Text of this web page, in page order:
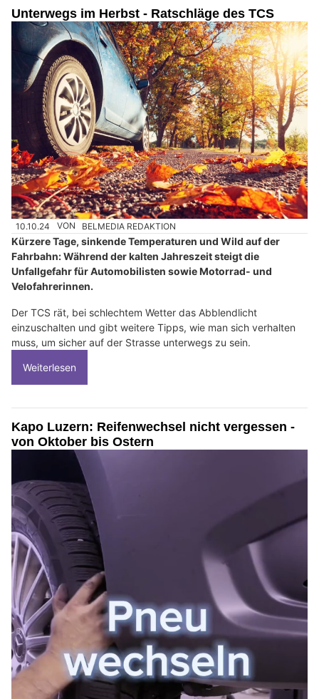
Unterwegs im Herbst - Ratschläge des TCS
10.10.24 VON BELMEDIA REDAKTION
Kürzere Tage, sinkende Temperaturen und Wild auf der
Fahrbahn: Während der kalten Jahreszeit steigt die
Unfallgefahr für Automobilisten sowie Motorrad- und
Velofahrerinnen.
Der TCS rät, bei schlechtem Wetter das Abblendlicht
einzuschalten und gibt weitere Tipps, wie man sich verhalten
muss, um sicher auf der Strasse unterwegs zu sein.
Weiterlesen
Kapo Luzern: Reifenwechsel nicht vergessen -
von Oktober bis Ostern